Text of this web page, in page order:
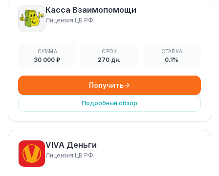
Касса Взаимопомощи
Лицензия ЦБ РФ
СУММА
30 000 ₽
СРОК
270 дн.
СТАВКА
0.1%
Получить
Подробный обзор
VIVA Деньги
Лицензия ЦБ РФ